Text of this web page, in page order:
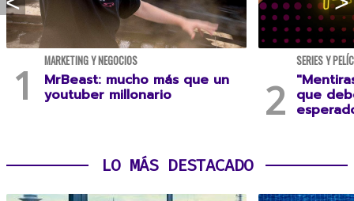
MARKETING Y NEGOCIOS
MrBeast: mucho más que un
youtuber millonario
SERIES Y
que
LO MÁS DESTACADO